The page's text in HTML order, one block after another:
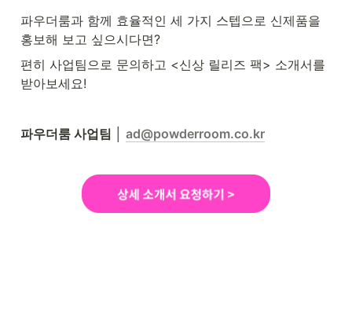
파우더룸과 함께 효율적인 세 가지 스텝으로 신제품을
홍보해 보고 싶으시다면?
편히 사업팀으로 문의하고 <신상 릴리즈 팩> 소개서를
받아보세요!
파우더룸 사업팀 │ ad@powderroom.co.kr